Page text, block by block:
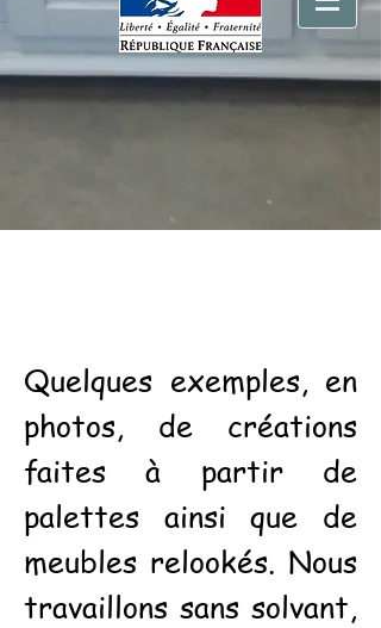
Quelques exemples, en
photos, de créations
faites à partir de
palettes ainsi que de
meubles relookés. Nous
travaillons sans solvant,